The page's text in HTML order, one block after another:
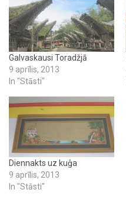
Galvaskausi Toradžjā
9 aprīlis, 2013
In "Stāsti"
Diennakts uz kuģa
9 aprīlis, 2013
In "Stāsti"